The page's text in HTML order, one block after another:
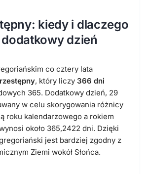
kiedy i dlaczego
dzień
co cztery lata
, który liczy 366 dni
365. Dodatkowy dzień, 29
w celu skorygowania różnicy
roku kalendarzowego a rokiem
około 365,2422 dni. Dzięki
jest bardziej zgodny z
Ziemi wokół Słońca.